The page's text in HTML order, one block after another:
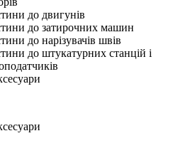
до двигунів
до затирочних машин
до нарізувачів швів
до штукатурних станцій і